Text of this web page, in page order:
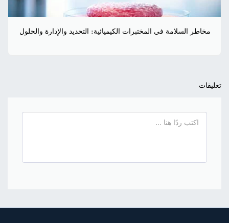
مخاطر السلامة في المختبرات الكيميائية: التحديد والإدارة والحلول
تعليقات